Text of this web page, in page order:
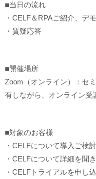
■当日の流れ
・CELF＆RPAご紹介、デ
・質疑応答
■開催場所
Zoom（オンライン）：セ
有しながら、オンライン受
■対象のお客様
・CELFについて導入ご検
・CELFについて詳細を聞
・CELFトライアルを申し